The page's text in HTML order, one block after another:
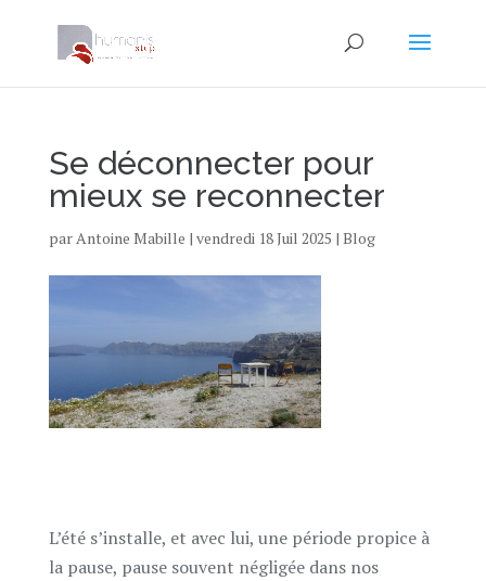
Se déconnecter pour
mieux se reconnecter
parAntoine Mabille | vendredi 18 Juil 2025 | Blog
L’été s’installe, et avec lui, une période propice à
la pause, pause souvent négligée dans nos